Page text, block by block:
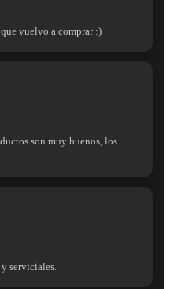
vuelvo a comprar :)
son muy buenos, los
serviciales.